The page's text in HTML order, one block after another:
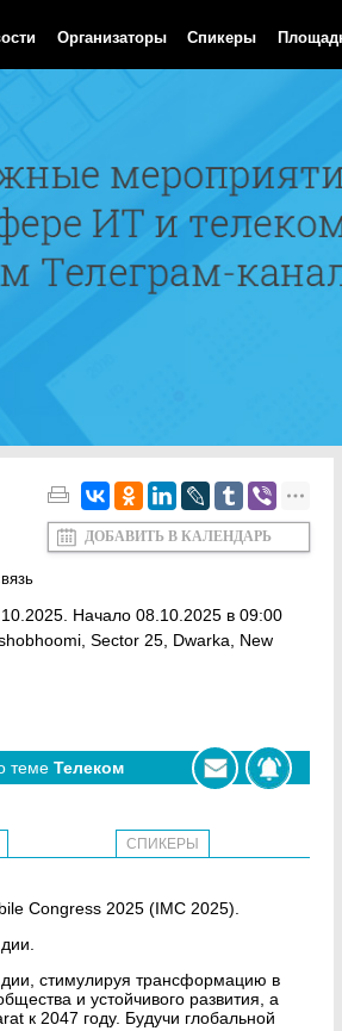
Организаторы Спикеры
ДОБАВИТЬ В КАЛЕНДАРЬ
Начало 08.10.2025 в 09:00
Sector 25, Dwarka, New
теме Телеком
СПИКЕРЫ
Congress 2025 (IMC 2025).
стимулируя трансформацию в
и устойчивого развития, а
к 2047 году. Будучи глобальной